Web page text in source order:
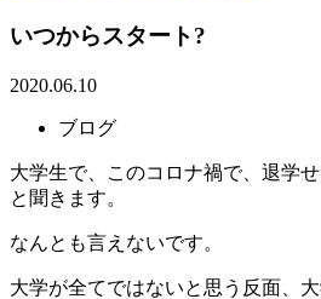
いつからスタート?
2020.06.10
ブログ
大学生で、このコロナ禍で、退学
と聞きます。
なんとも言えないです。
大学が全てではないと思う反面、